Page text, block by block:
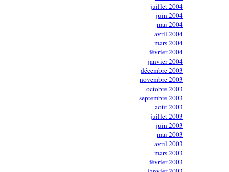
juillet 2004
juin 2004
mai 2004
avril 2004
mars 2004
février 2004
janvier 2004
décembre 2003
novembre 2003
octobre 2003
septembre 2003
août 2003
juillet 2003
juin 2003
mai 2003
avril 2003
mars 2003
février 2003